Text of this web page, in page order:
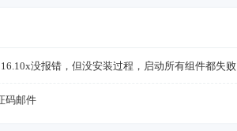
没报错，但没安装过程，启动所有组件都失败
码邮件